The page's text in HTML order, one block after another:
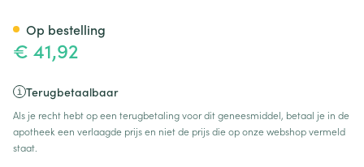
€ 41,92
Terugbetaalbaar
Als je recht hebt op een terugbetaling voor dit geneesmiddel, betaal je in de
apotheek een verlaagde prijs en niet de prijs die op onze webshop vermeld
staat.
Op bestelling